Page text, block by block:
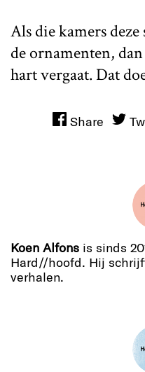
Als die kamers
de ornamenten,
hart vergaat. Dat
Share
Koen Alfons is sinds
Hard//hoofd. Hij
verhalen.